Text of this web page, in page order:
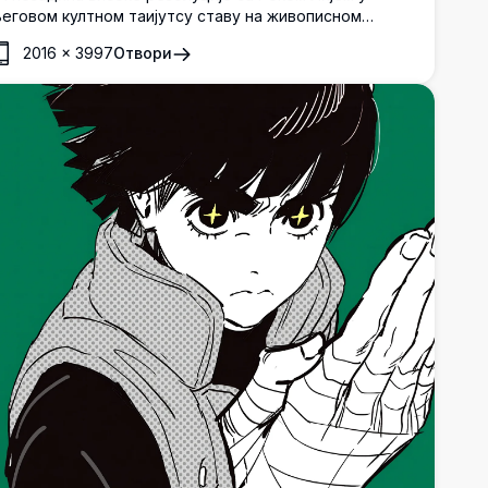
култном таијутсу ставу на живописном
пољу, са Нарутом који стоји у позадини под
плавим небом.
2016 × 3997Отвори